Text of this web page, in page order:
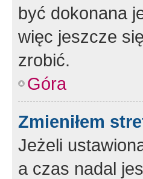
być dokonana
więc jeszcze
zrobić.
Góra
Zmieniłem
Jeżeli
a czas nadal